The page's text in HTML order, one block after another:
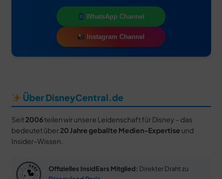
WhatsApp Channel
Instagram Channel
Über DisneyCentral.de
Seit 2006teilen wir unsere Leidenschaft für Disney – das
bedeutet über 20 Jahre geballte Medien-Expertise und
Insider-Wissen.
Offizielles InsidEars Mitglied: Direkter Draht zu